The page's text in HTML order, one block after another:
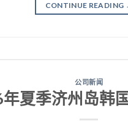
CONTINUE READING
公司新闻
夏季济州岛韩